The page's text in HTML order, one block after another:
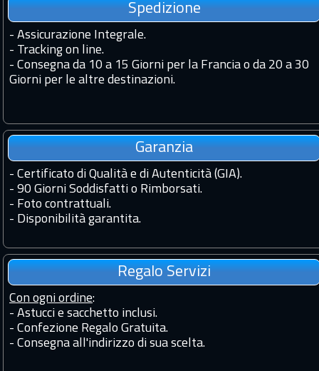
Spedizione
- Assicurazione Integrale.
- Tracking on line.
- Consegna da 10 a 15 Giorni per la Francia o da 20 a 30
Giorni per le altre destinazioni.
Garanzia
- Certificato di Qualità e di Autenticità (GIA).
- 90 Giorni Soddisfatti o Rimborsati.
- Foto contrattuali.
- Disponibilità garantita.
Regalo Servizi
Con ogni ordine:
- Astucci e sacchetto inclusi.
- Confezione Regalo Gratuita.
- Consegna all'indirizzo di sua scelta.